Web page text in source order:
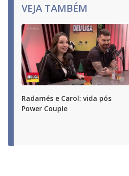
VEJA TAMBÉM
Radamés e Carol: vida pós
Power Couple